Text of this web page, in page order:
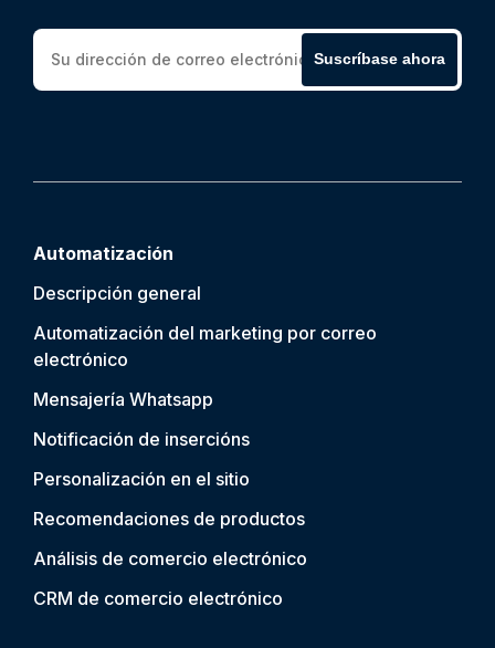
Suscríbase ahora
Automatización
Descripción general
Automatización del marketing por correo
electrónico
Mensajería Whatsapp
Notificación de insercións
Personalización en el sitio
Recomendaciones de productos
Análisis de comercio electrónico
CRM de comercio electrónico